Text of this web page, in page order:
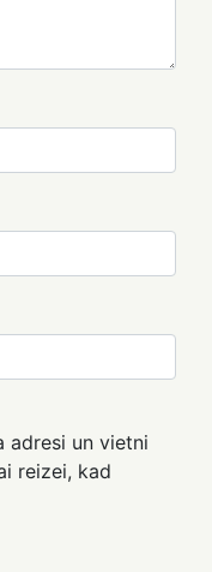
adresi un vietni
reizei, kad